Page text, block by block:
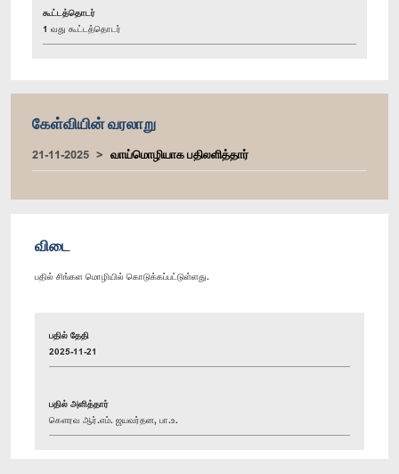
கூட்டத்தொடர்
1 வது கூட்டத்தொடர்
கேள்வியின் வரலாறு
21-11-2025 வாய்மொழியாக பதிலளித்தார்
விடை
பதில் சிங்கள மொழியில் கொடுக்கப்பட்டுள்ளது.
பதில் தேதி
2025-11-21
பதில் அளித்தார்
கௌரவ ஆர்.எம். ஜயவர்தன, பா.உ.